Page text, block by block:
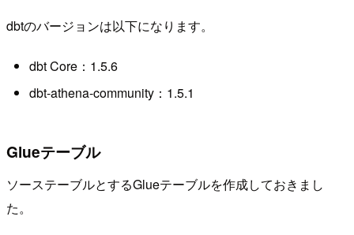
dbtのバージョンは以下になります。
dbt Core：1.5.6
dbt-athena-community：1.5.1
Glueテーブル
ソーステーブルとするGlueテーブルを作成しておきまし
た。